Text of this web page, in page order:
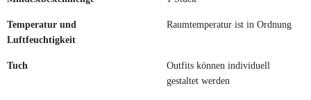
Temperatur und
Luftfeuchtigkeit
Raumtemperatur ist in Ordnung
Tuch
Outfits können individuell
gestaltet werden